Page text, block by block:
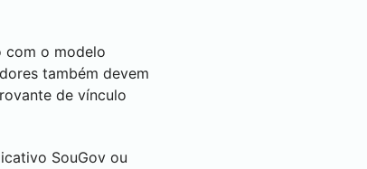
com o modelo
também devem
de vínculo
SouGov ou